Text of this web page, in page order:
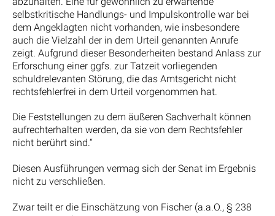
selbstkritische Handlungs- und Impulskontrolle war bei
dem Angeklagten nicht vorhanden, wie insbesondere
auch die Vielzahl der in dem Urteil genannten Anrufe
zeigt. Aufgrund dieser Besonderheiten bestand Anlass zur
Erforschung einer ggfs. zur Tatzeit vorliegenden
schuldrelevanten Störung, die das Amtsgericht nicht
rechtsfehlerfrei in dem Urteil vorgenommen hat.
Die Feststellungen zu dem äußeren Sachverhalt können
aufrechterhalten werden, da sie von dem Rechtsfehler
nicht berührt sind.“
Diesen Ausführungen vermag sich der Senat im Ergebnis
nicht zu verschließen.
Zwar teilt er die Einschätzung von Fischer (a.a.O., § 238